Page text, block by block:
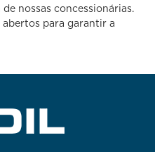
nossas concessionárias.
abertos para garantir a